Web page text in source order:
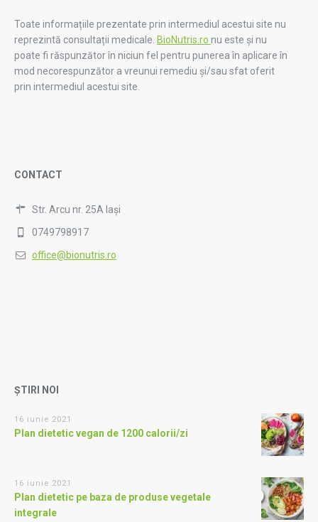
Toate informațiile prezentate prin intermediul acestui site nu
reprezintă consultații medicale. BioNutris.ro nu este și nu
poate fi răspunzător în niciun fel pentru punerea în aplicare în
mod necorespunzător a vreunui remediu și/sau sfat oferit
prin intermediul acestui site.
CONTACT
Str. Arcu nr. 25A Iași
0749798917
office@bionutris.ro
ȘTIRI NOI
16 iunie 2021
Plan dietetic vegan de 1200 calorii/zi
16 iunie 2021
Plan dietetic pe baza de produse vegetale
integrale